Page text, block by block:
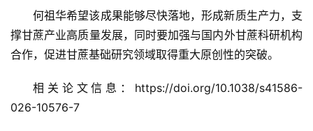
何祖华希望该成果能够尽快落地，形成新质生产力，支
撑甘蔗产业高质量发展，同时要加强与国内外甘蔗科研机构
合作，促进甘蔗基础研究领域取得重大原创性的突破。
相关论文信息：https://doi.org/10.1038/s41586-
026-10576-7